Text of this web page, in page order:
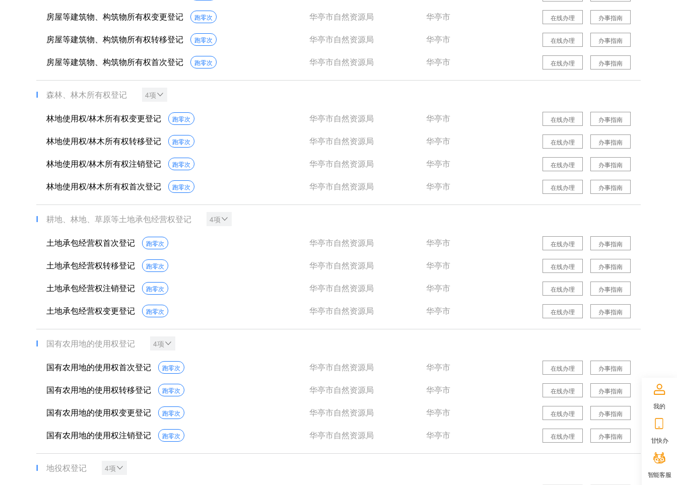
房屋等建筑物、构筑物所有权变更登记 跑零次 华亭市自然资源局 华亭市 办事指南
在线办理
房屋等建筑物、构筑物所有权转移登记 跑零次 华亭市自然资源局 华亭市 办事指南
在线办理
房屋等建筑物、构筑物所有权首次登记 跑零次 华亭市自然资源局 华亭市 办事指南
在线办理
森林、林木所有权登记 4项
林地使用权/林木所有权变更登记 跑零次 华亭市自然资源局 华亭市 办事指南
在线办理
林地使用权/林木所有权转移登记 跑零次 华亭市自然资源局 华亭市 办事指南
在线办理
林地使用权/林木所有权注销登记 跑零次 华亭市自然资源局 华亭市 办事指南
在线办理
林地使用权/林木所有权首次登记 跑零次 华亭市自然资源局 华亭市 办事指南
在线办理
耕地、林地、草原等土地承包经营权登记 4项
土地承包经营权首次登记 跑零次 华亭市自然资源局 华亭市 办事指南
在线办理
土地承包经营权转移登记 跑零次 华亭市自然资源局 华亭市 办事指南
在线办理
土地承包经营权注销登记 跑零次 华亭市自然资源局 华亭市 办事指南
在线办理
土地承包经营权变更登记 跑零次 华亭市自然资源局 华亭市 办事指南
在线办理
国有农用地的使用权登记 4项
国有农用地的使用权首次登记 跑零次 华亭市自然资源局 华亭市 办事指南
在线办理
国有农用地的使用权转移登记 跑零次 华亭市自然资源局 华亭市 办事指南
在线办理
国有农用地的使用权变更登记 跑零次 华亭市自然资源局 华亭市 办事指南
在线办理
国有农用地的使用权注销登记 跑零次 华亭市自然资源局 华亭市 办事指南
在线办理
地役权登记 4项
我的
甘快办
智能客服